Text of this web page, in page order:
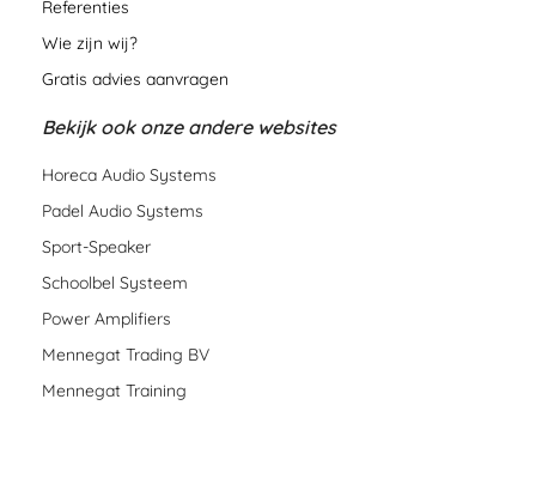
Referenties
Wie zijn wij?
Gratis advies aanvragen
Bekijk ook onze andere websites
Horeca Audio Systems
Padel Audio Systems
Sport-Speaker
Schoolbel Systeem
Power Amplifiers
Mennegat Trading BV
Mennegat Training